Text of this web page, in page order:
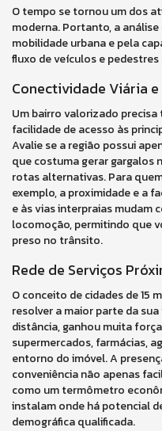
O tempo se tornou um dos
moderna. Portanto, a
mobilidade urbana e pela
fluxo de veículos e
Conectividade Viária
Um bairro valorizado
facilidade de acesso às
Avalie se a região possui
que costuma gerar gargalos
rotas alternativas. Para
exemplo, a proximidade e a
e às vias interpraias mudam
locomoção, permitindo que
preso no trânsito.
Rede de Serviços
O conceito de cidades de 15
resolver a maior parte da
distância, ganhou muita
supermercados, farmácias,
entorno do imóvel. A
conveniência não apenas
como um termômetro
instalam onde há potencial
demográfica qualificada.